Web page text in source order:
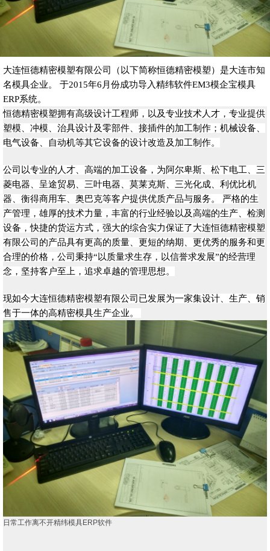
大连恒德精密模塑有限公司（以下简称恒德精密模塑）是大连市知
名模具企业。 于2015年6月份成功导入精纬软件EM3模企宝模具
ERP系统。
恒德精密模塑拥有高级设计工程师，以及专业技术人才，专业提供
塑模、冲模、治具设计及零部件、接插件的加工制作；机械设备、
电气设备、自动机等其它设备的设计改造及加工制作。
公司以专业的人才、高端的加工设备，为阿尔卑斯、松下电工、三
菱电器、呈途贸易、三叶电器、莫莱克斯、三光化成、利优比机
器、衡得商用车、奥巴克等客户提供优质产品与服务。 严格的生
产管理，雄厚的技术力量，丰富的行业经验以及高端的生产、检测
设备，快捷的货运方式，强大的综合实力保证了大连恒德精密模塑
有限公司的产品具有更高的质量、更短的纳期、更优秀的服务和更
合理的价格，公司秉持“以质量求生存，以信誉求发展”的经营理
念，坚持客户至上，追求卓越的管理思想。
现如今大连恒德精密模塑有限公司已发展为一家集设计、生产、销
售于一体的高精密模具生产企业。
日常工作离不开精纬模具ERP软件